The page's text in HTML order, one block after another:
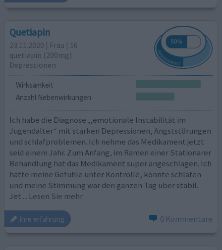
Quetiapin
23.11.2020 | Frau | 16
quetiapin (200mg)
Depressionen
Wirksamkeit
Anzahl Nebenwirkungen
Ich habe die Diagnose ,,emotionale Instabilität im
Jugendalter“ mit starken Depressionen, Angststörungen
und schlafproblemen. Ich nehme das Medikament jetzt
seid einem Jahr. Zum Anfang, im Ramen einer Stationärer
Behandlung hat das Medikament super angeschlagen. Ich
hatte meine Gefühle unter Kontrolle, konnte schlafen
und meine Stimmung war den ganzen Tag über stabil.
Jet ... Lesen Sie mehr
ihre erfahrung 0 Kommentare